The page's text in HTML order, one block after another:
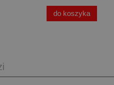
do koszyka